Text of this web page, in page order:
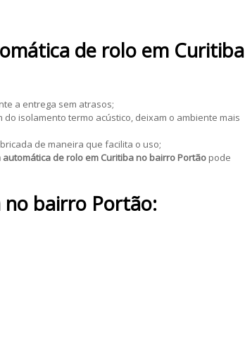
de rolo em Curitiba
a entrega sem atrasos;
do isolamento termo acústico, deixam o ambiente mais
de maneira que facilita o uso;
automática de rolo em Curitiba no bairro Portão pode
bairro Portão: